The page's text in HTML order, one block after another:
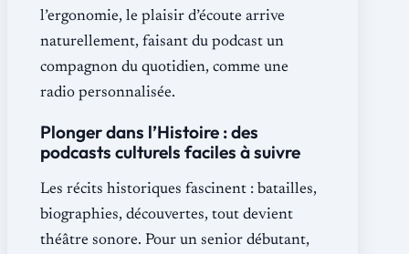
l’ergonomie, le plaisir d’écoute arrive
naturellement, faisant du podcast un
compagnon du quotidien, comme une
radio personnalisée.
Plonger dans l’Histoire : des
podcasts culturels faciles à suivre
Les récits historiques fascinent : batailles,
biographies, découvertes, tout devient
théâtre sonore. Pour un senior débutant,